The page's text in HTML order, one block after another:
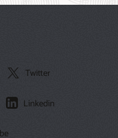
Twitter
Linkedin